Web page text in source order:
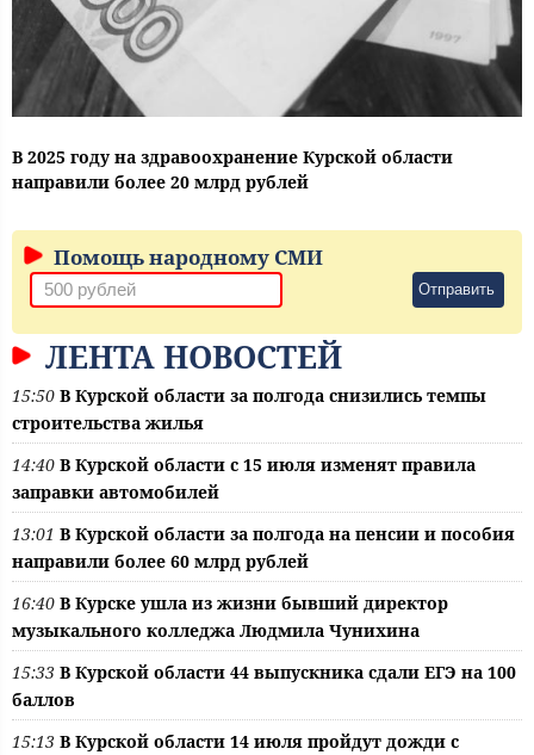
В 2025 году на здравоохранение Курской области
направили более 20 млрд рублей
Помощь народному СМИ
Отправить
ЛЕНТА НОВОСТЕЙ
15:50 В Курской области за полгода снизились темпы
строительства жилья
14:40 В Курской области с 15 июля изменят правила
заправки автомобилей
13:01 В Курской области за полгода на пенсии и пособия
направили более 60 млрд рублей
16:40 В Курске ушла из жизни бывший директор
музыкального колледжа Людмила Чунихина
15:33 В Курской области 44 выпускника сдали ЕГЭ на 100
баллов
15:13 В Курской области 14 июля пройдут дожди с